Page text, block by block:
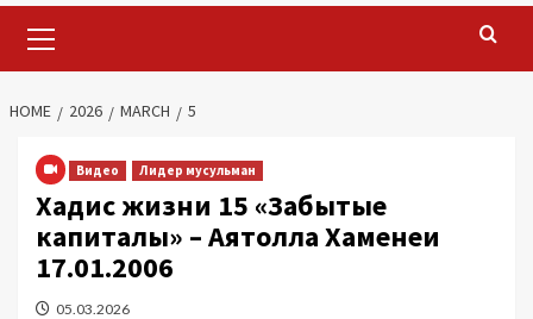
Menu
HOME 2026 MARCH 5
Видео Лидер мусульман
Хадис жизни 15 «Забытые
капиталы» – Аятолла Хаменеи
17.01.2006
05.03.2026